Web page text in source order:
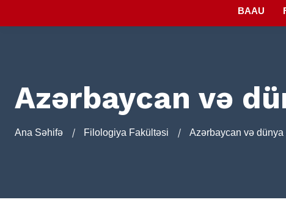
BAAU
Azərbaycan və
Ana Səhifə Filologiya Fakültəsi Azərbaycan və dünya